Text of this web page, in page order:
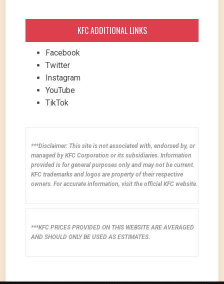
KFC ADDITIONAL LINKS
Facebook
Twitter
Instagram
YouTube
TikTok
***Disclaimer: This site is not associated with, endorsed by, or
managed by KFC Corporation or its subsidiaries. Information
provided is for general purposes only and may not be current.
KFC trademarks and logos are property of their respective
owners. For accurate information, visit the official KFC website.
***KFC PRICES PROVIDED ON THIS WEBSITE ARE AVERAGED
AND SHOULD ONLY BE USED AS ESTIMATES.